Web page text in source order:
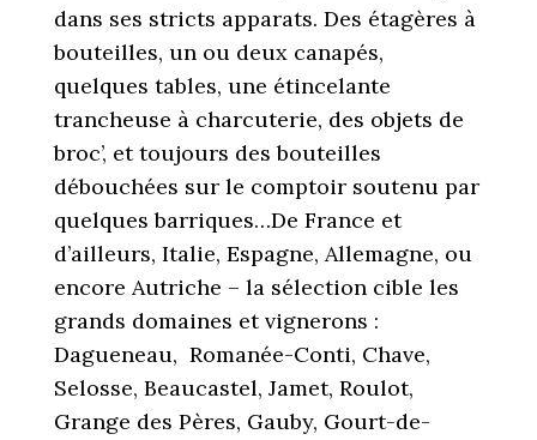
dans ses stricts apparats. Des étagères à
bouteilles, un ou deux canapés,
quelques tables, une étincelante
trancheuse à charcuterie, des objets de
broc’, et toujours des bouteilles
débouchées sur le comptoir soutenu par
quelques barriques…De France et
d’ailleurs, Italie, Espagne, Allemagne, ou
encore Autriche – la sélection cible les
grands domaines et vignerons :
Dagueneau, Romanée-Conti, Chave,
Selosse, Beaucastel, Jamet, Roulot,
Grange des Pères, Gauby, Gourt-de-